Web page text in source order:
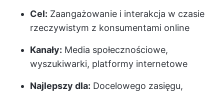
Cel: Zaangażowanie i interakcja w czasie
rzeczywistym z konsumentami online
Kanały: Media społecznościowe,
wyszukiwarki, platformy internetowe
Najlepszy dla: Docelowego zasięgu,